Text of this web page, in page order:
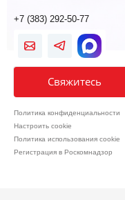
+7 (383) 292-50-77
Свяжитесь
Политика конфиденциальности
Настроить cookie
Политика использования cookie
Регистрация в Роскомнадзор